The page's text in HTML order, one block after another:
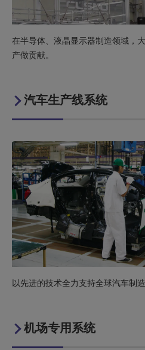
在半导体、液晶显示器制造领域，
产做贡献。
汽车生产线系统
以先进的技术全力支持全球汽车制造
机场专用系统